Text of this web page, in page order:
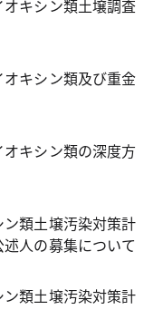
キシン類土壌調査
キシン類及び重金
キシン類の深度方
類土壌汚染対策計
人の募集について
類土壌汚染対策計